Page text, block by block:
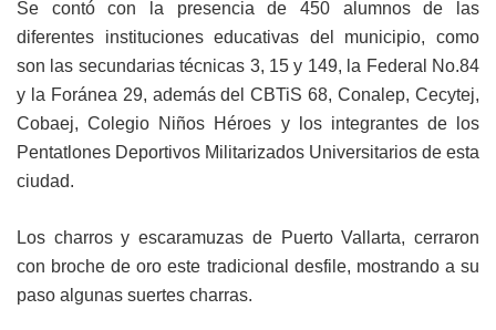
Se contó con la presencia de 450 alumnos de las
diferentes instituciones educativas del municipio, como
son las secundarias técnicas 3, 15 y 149, la Federal No.84
y la Foránea 29, además del CBTiS 68, Conalep, Cecytej,
Cobaej, Colegio Niños Héroes y los integrantes de los
Pentatlones Deportivos Militarizados Universitarios de esta
ciudad.
Los charros y escaramuzas de Puerto Vallarta, cerraron
con broche de oro este tradicional desfile, mostrando a su
paso algunas suertes charras.